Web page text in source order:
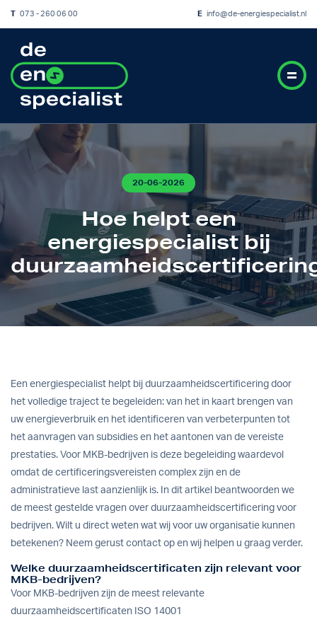
073 - 260 06 00 E info@de-energiespecialist.nl
20-06-2026
Hoe helpt een
energiespecialist bij
Een energiespecialist helpt bij duurzaamheidscertificering door
het volledige traject te begeleiden: van het in kaart brengen van
uw energieverbruik en het identificeren van verbeterpunten tot
het aanvragen van subsidies en het aantonen van de vereiste
prestaties. Voor MKB-bedrijven is deze begeleiding waardevol
omdat de certificeringsvereisten complex zijn en de
administratieve last aanzienlijk is. In dit artikel beantwoorden we
de meest gestelde vragen over duurzaamheidscertificering voor
bedrijven. Wilt u direct weten wat wij voor uw organisatie kunnen
betekenen? Neem gerust contact op en wij helpen u graag verder.
Welke duurzaamheidscertificaten zijn relevant voor
MKB-bedrijven?
Voor MKB-bedrijven zijn de meest relevante
duurzaamheidscertificaten ISO 14001